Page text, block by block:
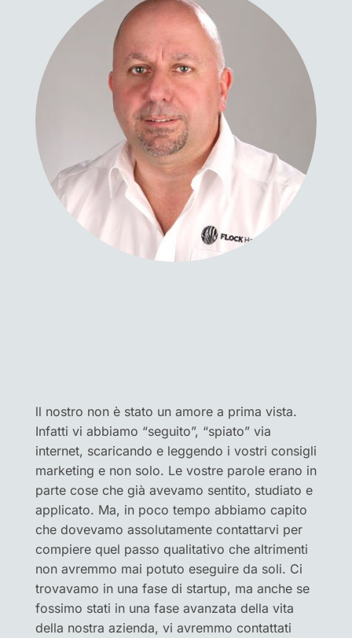
“
ll nostro non è stato un amore a prima vista.
Infatti vi abbiamo “seguito”, “spiato” via
internet, scaricando e leggendo i vostri consigli
marketing e non solo. Le vostre parole erano in
parte cose che già avevamo sentito, studiato e
applicato. Ma, in poco tempo abbiamo capito
che dovevamo assolutamente contattarvi per
compiere quel passo qualitativo che altrimenti
non avremmo mai potuto eseguire da soli. Ci
trovavamo in una fase di startup, ma anche se
fossimo stati in una fase avanzata della vita
della nostra azienda, vi avremmo contattati